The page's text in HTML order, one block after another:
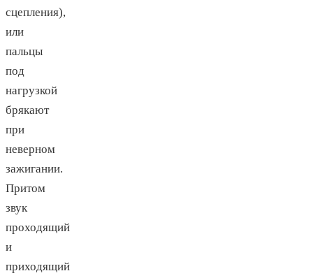
сцепления),
или
пальцы
под
нагрузкой
брякают
при
неверном
зажигании.
Притом
звук
проходящий
и
приходящий